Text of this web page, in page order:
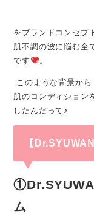
をブランドコンセプ
肌不調の波に悩む全
です
。
このような背景か
肌のコンディション
したんだって♪
【
ム